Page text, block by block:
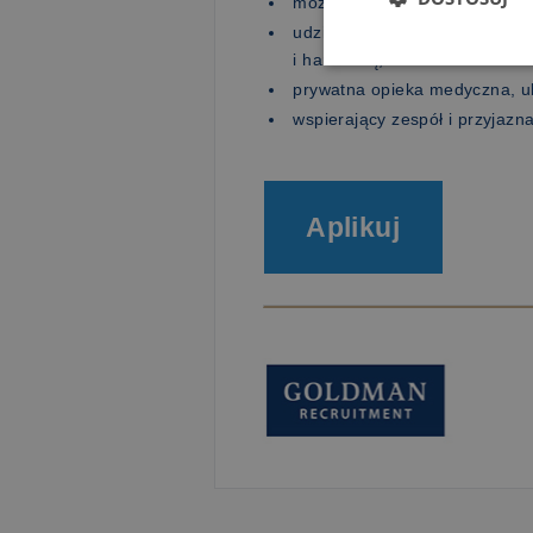
udział w różnorodnych
i handlową,
prywatna opieka medyczna,
wspierający zespół i
Aplikuj